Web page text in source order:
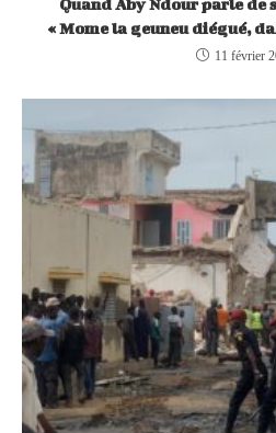
« Mome la geuneu diégué,
11 février